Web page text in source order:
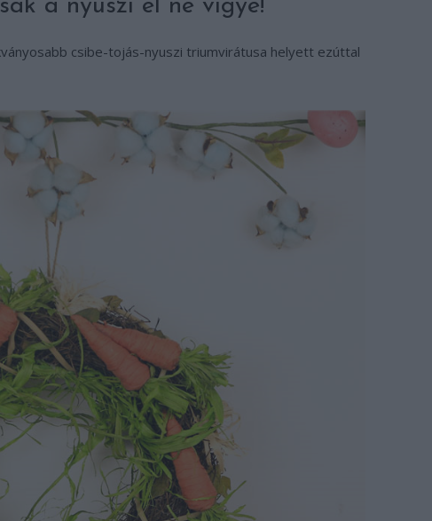
a nyuszi el ne vigye!
csibe-tojás-nyuszi triumvirátusa helyett ezúttal